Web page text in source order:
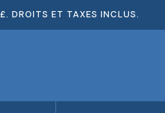
DROITS ET TAXES INCLUS.